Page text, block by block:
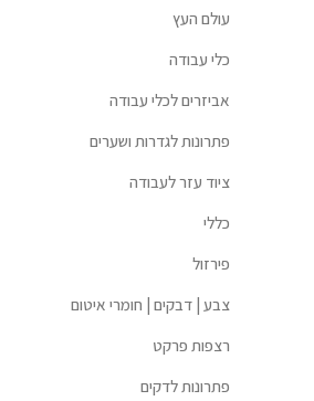
עולם העץ
כלי עבודה
אביזרים לכלי עבודה
פתרונות לגדרות ושערים
ציוד עזר לעבודה
כללי
פירזול
צבע | דבקים | חומרי איטום
רצפות פרקט
פתרונות לדקים